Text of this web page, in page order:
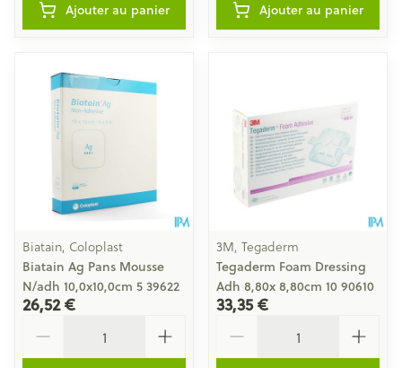
Ajouter au panier Ajouter au panier
Biatain, Coloplast
Biatain Ag Pans Mousse
N/adh 10,0x10,0cm 5 39622
26,52 €
3M, Tegaderm
Tegaderm Foam Dressing
Adh 8,80x 8,80cm 10 90610
33,35 €